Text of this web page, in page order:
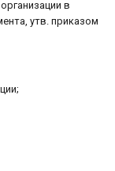
в
утв. приказом